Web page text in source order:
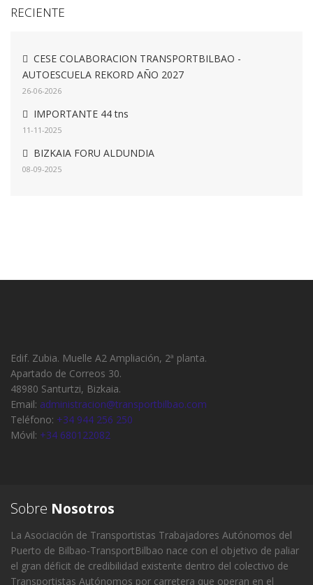
RECIENTE
CESE COLABORACION TRANSPORTBILBAO -
AUTOESCUELA REKORD AÑO 2027
26-06-2026
IMPORTANTE 44 tns
11-11-2025
BIZKAIA FORU ALDUNDIA
08-09-2025
Edif. Zubia. Muelle A2 Ampliación, 2ª planta.
Apartado de Correos 30.
48980 Santurtzi, Bizkaia.
Email: administracion@transportbilbao.com
Teléfono: +34 944 256 250
Móvil: +34 680122082
Sobre Nosotros
La Asociación de Transportistas Trabajadores Autónomos del
Puerto de Bilbao-TransportBilbao nace con el objetivo de paliar
el gran déficit de credibilidad existente dentro del colectivo de
Transportistas Autónomos por carretera que operan en el